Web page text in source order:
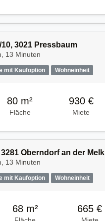
3021 Pressbaum
13 Minuten
mit Kaufoption Wohneinheit
80 m²
Fläche
930 €
Miete
Oberndorf an der Melk
13 Minuten
mit Kaufoption Wohneinheit
68 m² 665 €